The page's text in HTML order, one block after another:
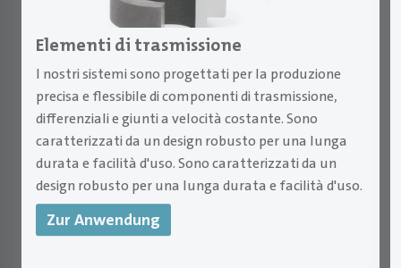
Elementi di trasmissione
I nostri sistemi sono progettati per la produzione
precisa e flessibile di componenti di trasmissione,
differenziali e giunti a velocità costante. Sono
caratterizzati da un design robusto per una lunga
durata e facilità d'uso. Sono caratterizzati da un
design robusto per una lunga durata e facilità d'uso.
Zur Anwendung